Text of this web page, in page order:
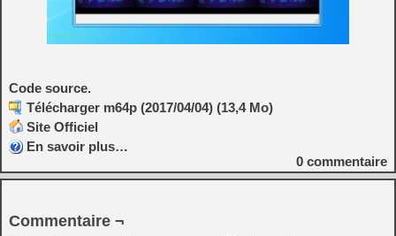
Code source.
Télécharger m64p (2017/04/04) (13,4 Mo)
Site Officiel
En savoir plus…
0 commentaire
Commentaire ¬